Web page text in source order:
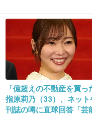
2013/05/28(火) 16:01:30
指原より小嶋陽菜
出典：img.barks.jp
「億超えの不動産を買っ
指原莉乃（33）、ネット
刊誌の噂に直球回答「芸